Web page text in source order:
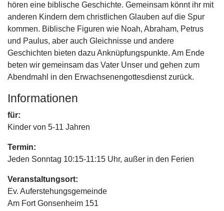
hören eine biblische Geschichte. Gemeinsam könnt ihr mit
anderen Kindern dem christlichen Glauben auf die Spur
kommen. Biblische Figuren wie Noah, Abraham, Petrus
und Paulus, aber auch Gleichnisse und andere
Geschichten bieten dazu Anknüpfungspunkte. Am Ende
beten wir gemeinsam das Vater Unser und gehen zum
Abendmahl in den Erwachsenengottesdienst zurück.
Informationen
für:
Kinder von 5-11 Jahren
Termin:
Jeden Sonntag 10:15-11:15 Uhr, außer in den Ferien
Veranstaltungsort:
Ev. Auferstehungsgemeinde
Am Fort Gonsenheim 151